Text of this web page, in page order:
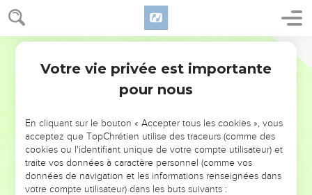
NE MANQUEZ PAS L’ÉVÉNEMENT
DE L’ANNÉE !
ET SI LEURS ERREURS POUVAIENT VOUS ÉVITER LES
VOTRES ?
Votre vie privée est importante
pour nous
En cliquant sur le bouton « Accepter tous les cookies », vous
acceptez que TopChrétien utilise des traceurs (comme des
cookies ou l'identifiant unique de votre compte utilisateur) et
traite vos données à caractère personnel (comme vos
données de navigation et les informations renseignées dans
votre compte utilisateur) dans les buts suivants :